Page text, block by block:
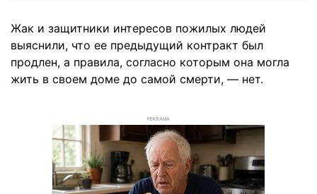
Жак и защитники интересов пожилых людей
выяснили, что ее предыдущий контракт был
продлен, а правила, согласно которым она могла
жить в своем доме до самой смерти, — нет.
РЕКЛАМА